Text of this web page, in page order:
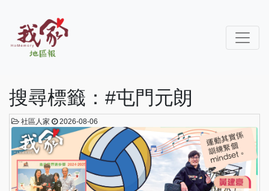
搜尋標籤：#屯門元朗
社區人家 2026-08-06